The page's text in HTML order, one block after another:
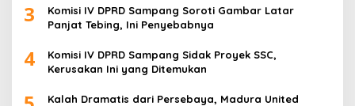
3
Komisi IV DPRD Sampang Soroti Gambar Latar
Panjat Tebing, Ini Penyebabnya
4
Komisi IV DPRD Sampang Sidak Proyek SSC,
Kerusakan Ini yang Ditemukan
Kalah Dramatis dari Persebaya, Madura United